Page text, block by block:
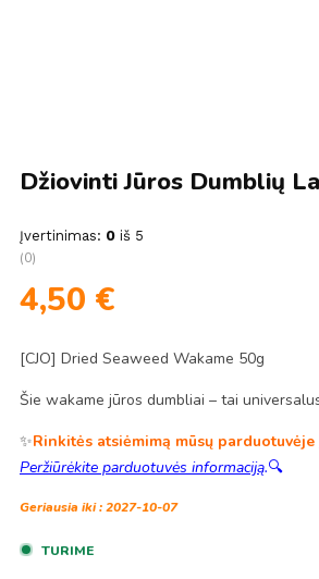
Džiovinti Jūros Dumblių
Įvertinimas: 0 iš 5
(0)
4,50 €
[CJO] Dried Seaweed Wakame 50g
Šie wakame jūros dumbliai – tai
✨Rinkitės atsiėmimą mūsų parduotuvėje
Peržiūrėkite parduotuvės informaciją.🔍
Geriausia iki : 2027-10-07
TURIME